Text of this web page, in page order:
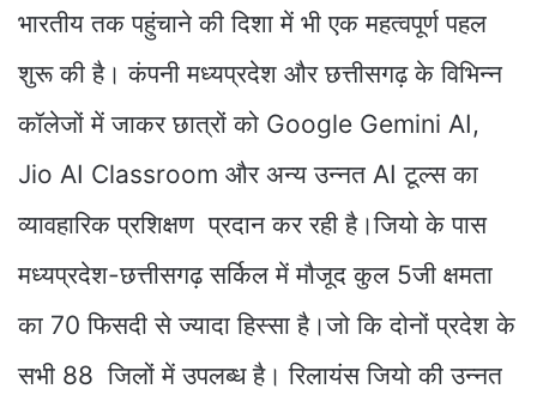
भारतीय तक पहुंचाने की दिशा में भी एक महत्वपूर्ण पहल
शुरू की है। कंपनी मध्यप्रदेश और छत्तीसगढ़ के विभिन्न
कॉलेजों में जाकर छात्रों को Google Gemini AI,
Jio AI Classroom और अन्य उन्नत AI टूल्स का
व्यावहारिक प्रशिक्षण प्रदान कर रही है।जियो के पास
मध्यप्रदेश-छत्तीसगढ़ सर्किल में मौजूद कुल 5जी क्षमता
का 70 फिसदी से ज्यादा हिस्सा है।जो कि दोनों प्रदेश के
सभी 88 जिलों में उपलब्ध है। रिलायंस जियो की उन्नत